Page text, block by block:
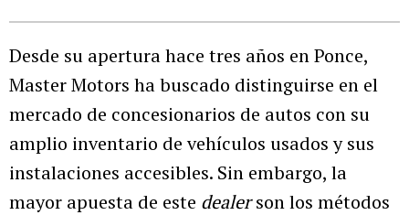
Desde su apertura hace tres años en Ponce,
Master Motors ha buscado distinguirse en el
mercado de concesionarios de autos con su
amplio inventario de vehículos usados y sus
instalaciones accesibles. Sin embargo, la
mayor apuesta de este dealerson los métodos